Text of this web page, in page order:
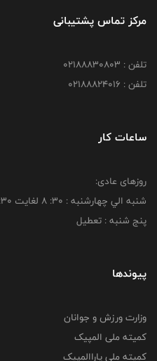
مرکز تماس پشتیبانی
تلفن : 02188830803
تلفن : 02188824016
ساعات کار
روزهای عادی:
شنبه الي چهارشنبه : 30: 8 لغايت 16:30
پنج شنبه : تعطیل
پیوندها
وزارت ورزش و جوانان
کمیته ملی المپیک
کمیته ملی پاراالمپیک